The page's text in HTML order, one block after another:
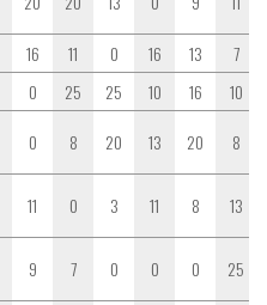
16 11 0 16 13
7
0 25 25 10 16
10
0 8 20 13 20 8
11 0 3 11 8 13
9 7 0 0 0 25